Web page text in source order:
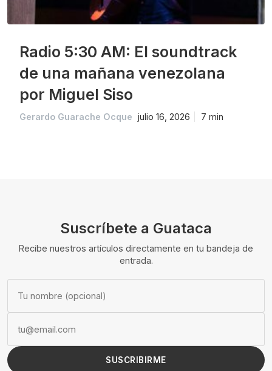
Radio 5:30 AM: El soundtrack
de una mañana venezolana
por Miguel Siso
Gerardo Guarache Ocque julio 16, 2026 7 min
Suscríbete a Guataca
Recibe nuestros artículos directamente en tu bandeja de
entrada.
SUSCRIBIRME